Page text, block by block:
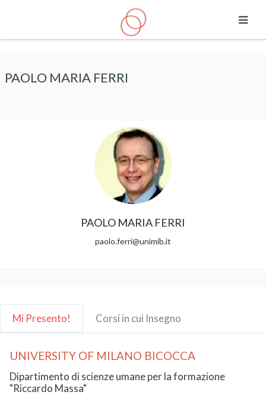
PAOLO MARIA FERRI
PAOLO MARIA FERRI
paolo.ferri@unimib.it
Mi Presento! Corsi in cui Insegno
UNIVERSITY OF MILANO BICOCCA
Dipartimento di scienze umane per la formazione
"Riccardo Massa"